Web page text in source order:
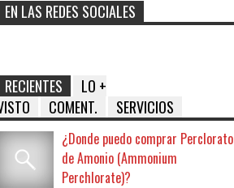
EN LAS REDES SOCIALES
RECIENTES
LO +
COMENT. SERVICIOS
¿Donde puedo comprar Perclorato
de Amonio (Ammonium
Perchlorate)?